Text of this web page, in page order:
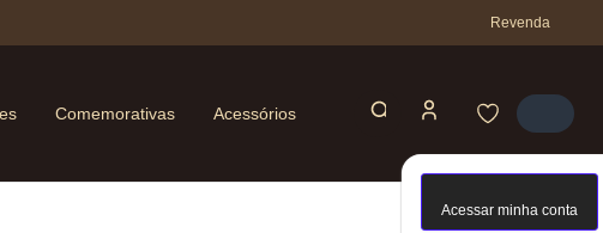
Revenda
Comemorativas Acessórios
Acessar minha conta